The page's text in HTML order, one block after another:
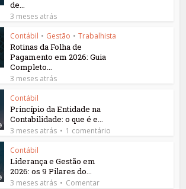
de...
3 meses atrás
Contábil • Gestão • Trabalhista
Rotinas da Folha de
Pagamento em 2026: Guia
Completo...
3 meses atrás
Contábil
Princípio da Entidade na
Contabilidade: o que é e...
3 meses atrás
1 comentário
Contábil
Liderança e Gestão em
2026: os 9 Pilares do...
3 meses atrás
Comentar